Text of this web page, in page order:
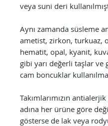
veya suni deri
Aynı zamanda süsleme
ametist, zirkon, turkuaz,
hematit, opal, kyanit,
gibi yarı değerli taşlar ve
cam boncuklar
Takımlarımızın antialerjik
adına her ürüne göre
gösterse de lak veya